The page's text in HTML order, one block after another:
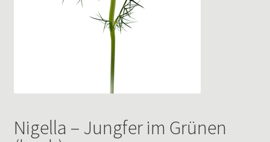
Nigella – Jungfer im Grünen